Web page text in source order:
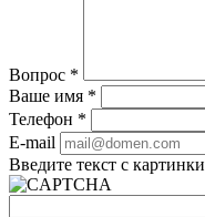
Вопрос *
Ваше имя *
Телефон *
E-mail
Введите текст с картинки